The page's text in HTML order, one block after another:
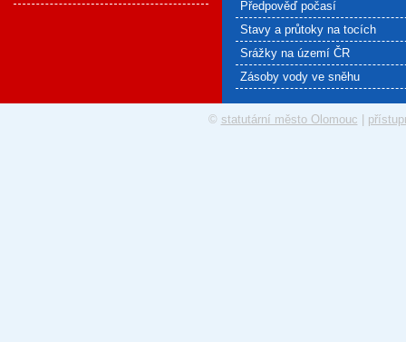
Předpověď počasí
Stavy a průtoky na tocích
Srážky na území ČR
Zásoby vody ve sněhu
© statutární město Olomouc